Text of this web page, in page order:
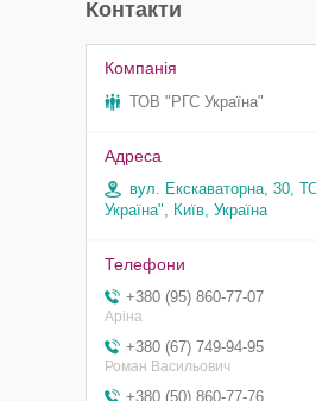
Контакти
ТОВ "РГС Україна"
вул. Екскаваторна, 30,
Україна", Київ, Україна
+380 (95) 860-77-07
Аріна
+380 (67) 749-94-95
Роман Васильович
+380 (50) 860-77-76